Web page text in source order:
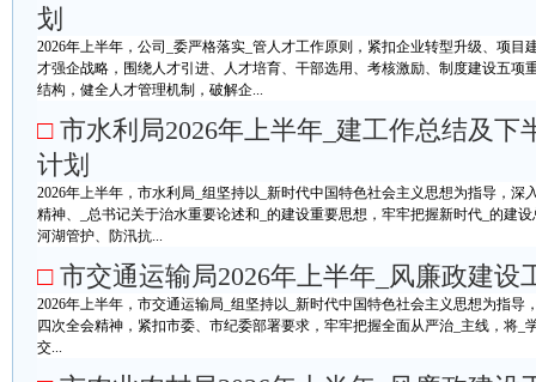
划
2026年上半年，公司_委严格落实_管人才工作原则，紧扣企业转型升级、项目
才强企战略，围绕人才引进、人才培育、干部选用、考核激励、制度建设五项
结构，健全人才管理机制，破解企...
□ 市水利局2026年上半年_建工作总结及下
计划
2026年上半年，市水利局_组坚持以_新时代中国特色社会主义思想为指导，深
精神、_总书记关于治水重要论述和_的建设重要思想，牢牢把握新时代_的建
河湖管护、防汛抗...
□ 市交通运输局2026年上半年_风廉政建设
2026年上半年，市交通运输局_组坚持以_新时代中国特色社会主义思想为指导
四次全会精神，紧扣市委、市纪委部署要求，牢牢把握全面从严治_主线，将_
交...